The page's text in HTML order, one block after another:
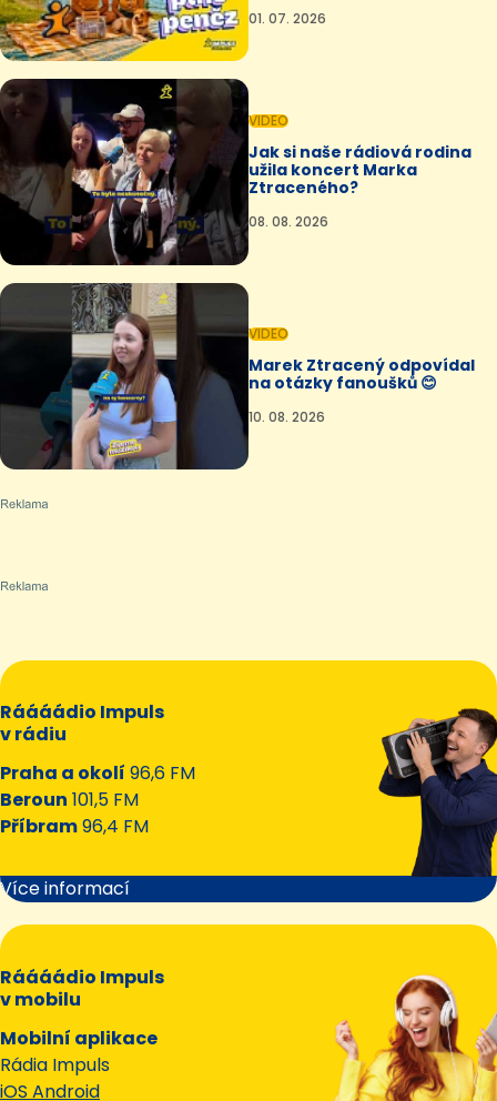
01. 07. 2026
VIDEO
Jak si naše rádiová rodina
užila koncert Marka
Ztraceného?
08. 08. 2026
VIDEO
Marek Ztracený odpovídal
na otázky fanoušků 😊
10. 08. 2026
Ráááádio Impuls
v rádiu
Praha a okolí 96,6 FM
Beroun 101,5 FM
Příbram96,4 FM
Více informací
Ráááádio Impuls
v mobilu
Mobilní aplikace
Rádia Impuls
iOS Android